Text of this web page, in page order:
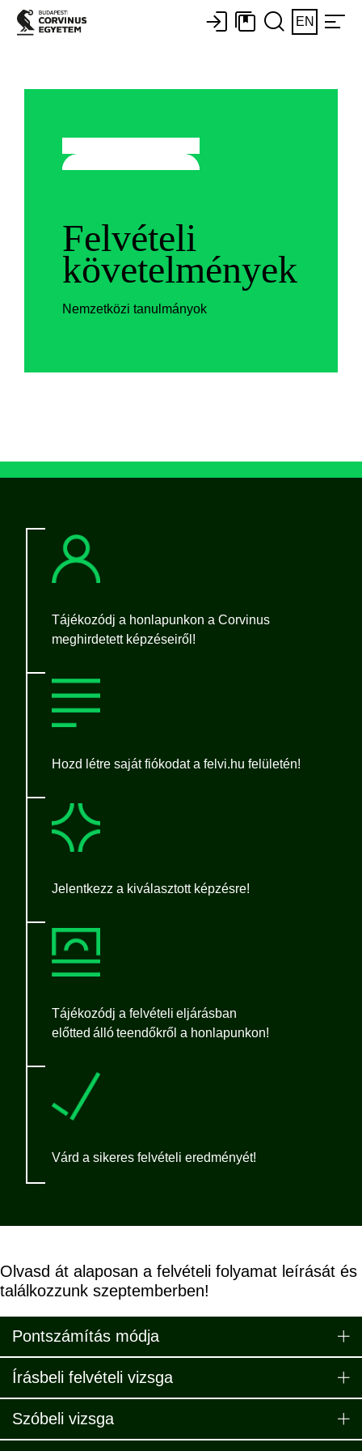
EN
Felvételi
követelmények
Nemzetközi tanulmányok
Tájékozódj a honlapunkon a Corvinus
meghirdetett képzéseiről!
Hozd létre saját fiókodat a felvi.hu felületén!
Jelentkezz a kiválasztott képzésre!
Tájékozódj a felvételi eljárásban
előtted álló teendőkről a honlapunkon!
Várd a sikeres felvételi eredményét!
Olvasd át alaposan a felvételi folyamat leírását és
találkozzunk szeptemberben!
Pontszámítás módja
Írásbeli felvételi vizsga
Szóbeli vizsga